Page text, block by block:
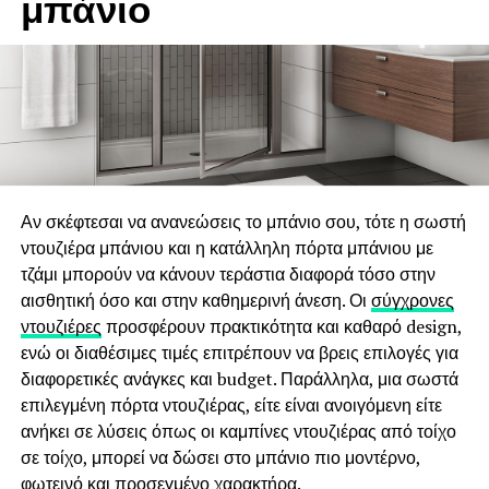
Η Κρεβατοκάμαρα που Ταιριάζει στον Τρόπο Ζωής σας
Οι κρεβατοκάμαρες αποτελούν έναν από τους πιο
προσωπικούς χώρους του σπιτιού και στη Θεσσαλονίκη
υπάρχουνξεχωριστές επιλογέςπου συνδυάζουν άνεση,
οργάνωση και αισθητική. Η σωστή κρεβατοκάμαρα δεν
αφορά μόνο το κρεβάτι, αλλά ένα σύνολο επίπλων που
δημιουργεί ένα ήρεμο και λειτουργικό περιβάλλον για την
Αν σκέφτεσαι να ανανεώσεις το μπάνιο σου, τότε η σωστή
ντουζιέρα μπάνιου και η κατάλληλη πόρτα μπάνιου με
τζάμι μπορούν να κάνουν τεράστια διαφορά τόσο στην
αισθητική όσο και στην καθημερινή άνεση. Οι σύγχρονες
ντουζιέρες προσφέρουν πρακτικότητα και καθαρό design,
ενώ οι διαθέσιμες τιμές επιτρέπουν να βρεις επιλογές για
διαφορετικές ανάγκες και budget. Παράλληλα, μια σωστά
επιλεγμένη πόρτα ντουζιέρας, είτε είναι ανοιγόμενη είτε
ανήκει σε λύσεις όπως οι καμπίνες ντουζιέρας από τοίχο
σε τοίχο, μπορεί να δώσει στο μπάνιο πιο μοντέρνο,
φωτεινό και προσεγμένο χαρακτήρα.